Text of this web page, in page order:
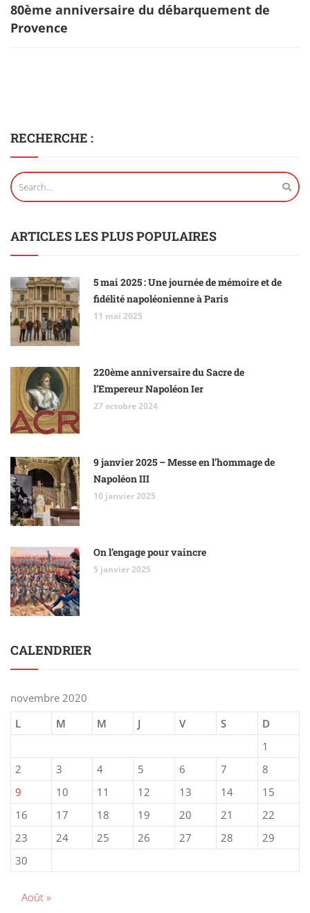
80ème anniversaire du débarquement de
Provence
RECHERCHE :
ARTICLES LES PLUS POPULAIRES
5 mai 2025 : Une journée de mémoire et de
fidélité napoléonienne à Paris
11 mai 2025
220ème anniversaire du Sacre de
l’Empereur Napoléon Ier
27 octobre 2024
9 janvier 2025 – Messe en l’hommage de
Napoléon III
10 janvier 2025
On l’engage pour vaincre
5 janvier 2025
CALENDRIER
novembre 2020
L
M M J V S
D
1
2
3 4 5 6 7
8
9
10 11 12 13 14
15
16
17 18 19 20 21
22
23
24 25 26 27 28
29
30
Août »